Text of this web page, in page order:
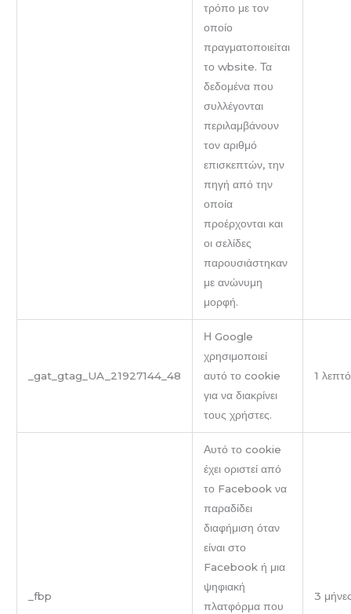
τρόπο με τον
οποίο
πραγματοποιείται
το wbsite. Τα
δεδομένα που
συλλέγονται
περιλαμβάνουν
τον αριθμό
επισκεπτών, την
πηγή από την
οποία
προέρχονται και
οι σελίδες
παρουσιάστηκαν
με ανώνυμη
μορφή.
_gat_gtag_UA_21927144_48
Η Google
χρησιμοποιεί
αυτό το cookie
για να διακρίνει
τους χρήστες.
1 λεπτό
_fbp
Αυτό το cookie
έχει οριστεί από
το Facebook να
παραδίδει
διαφήμιση όταν
είναι στο
Facebook ή μια
ψηφιακή
πλατφόρμα που
3